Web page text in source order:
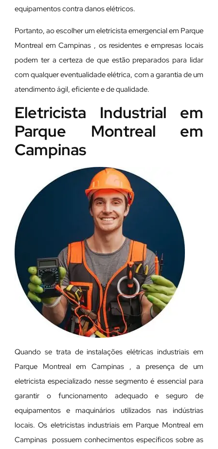
equipamentos contra danos elétricos.
Portanto, ao escolher um eletricista emergencial em Parque
Montreal em Campinas , os residentes e empresas locais
podem ter a certeza de que estão preparados para lidar
com qualquer eventualidade elétrica, com a garantia de um
atendimento ágil, eficiente e de qualidade.
Eletricista Industrial em
Parque Montreal em
Campinas
Quando se trata de instalações elétricas industriais em
Parque Montreal em Campinas , a presença de um
eletricista especializado nesse segmento é essencial para
garantir o funcionamento adequado e seguro de
equipamentos e maquinários utilizados nas indústrias
locais. Os eletricistas industriais em Parque Montreal em
Campinas possuem conhecimentos específicos sobre as